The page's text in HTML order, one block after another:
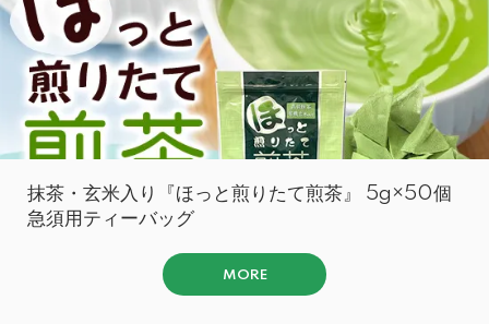
抹茶・玄米入り『ほっと煎りたて煎茶』 5g×50個
急須用ティーバッグ
MORE